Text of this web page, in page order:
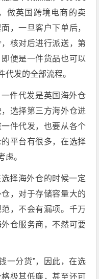
做英国跨境电商的卖
，一旦客户下单后，
核对后进行派送，第
便是一件货品也可以
代发的全部流程。
件代发是英国海外仓
选择第三方海外仓进
件代发，也要从各个
平台有很多，在选择
虑。
择海外仓的时候一定
，对于存储容量大的
，不会有漏项。千万
仓服务商，不然可要
一分货”，因此，在选
极其低廉，甚至还可